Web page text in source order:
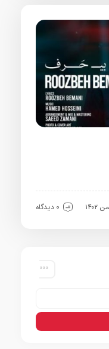
0 دیدگاه